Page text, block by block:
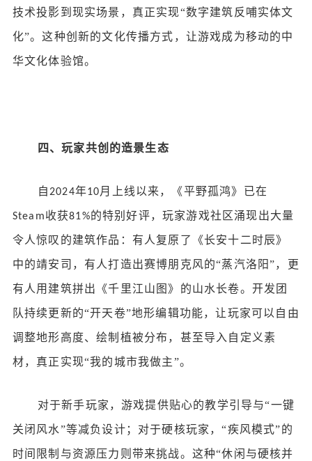
技术投影到现实场景，真正实现“数字建筑反哺实体文
化”。这种创新的文化传播方式，让游戏成为移动的中
华文化体验馆。
四、玩家共创的造景生态
自2024年10月上线以来，《平野孤鸿》已在
Steam收获81%的特别好评，玩家游戏社区涌现出大量
令人惊叹的建筑作品：有人复原了《长安十二时辰》
中的靖安司，有人打造出赛博朋克风的“蒸汽洛阳”，更
有人用建筑拼出《千里江山图》的山水长卷。开发团
队持续更新的“开天卷”地形编辑功能，让玩家可以自由
调整地形高度、绘制植被分布，甚至导入自定义素
材，真正实现“我的城市我做主”。
对于新手玩家，游戏提供贴心的教学引导与“一键
关闭风水”等减负设计；对于硬核玩家，“疾风模式”的
时间限制与资源压力则带来挑战。这种“休闲与硬核并